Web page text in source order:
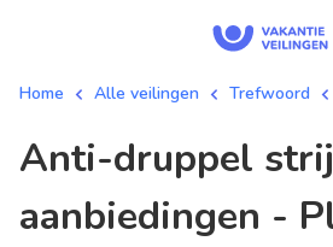
Home Alle veilingen Trefwoord
anti-druppel strijkijzer /
aanbiedingen -